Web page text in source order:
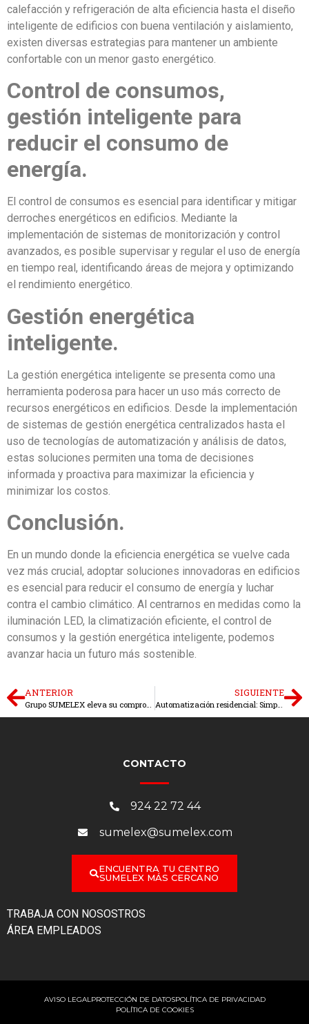
calefacción y refrigeración de alta eficiencia hasta el diseño
inteligente de edificios con buena ventilación y aislamiento,
existen diversas estrategias para mantener un ambiente
confortable con un menor gasto energético.
Control de consumos,
gestión inteligente para
reducir el consumo de
energía.
El control de consumos es esencial para identificar y mitigar
derroches energéticos en edificios. Mediante la
implementación de sistemas de monitorización y control
avanzados, es posible supervisar y regular el uso de energía
en tiempo real, identificando áreas de mejora y optimizando
el rendimiento energético.
Gestión energética
inteligente.
La gestión energética inteligente se presenta como una
herramienta poderosa para hacer un uso más correcto de
recursos energéticos en edificios. Desde la implementación
de sistemas de gestión energética centralizados hasta el
uso de tecnologías de automatización y análisis de datos,
estas soluciones permiten una toma de decisiones
informada y proactiva para maximizar la eficiencia y
minimizar los costos.
Conclusión.
En un mundo donde la eficiencia energética se vuelve cada
vez más crucial, adoptar soluciones innovadoras en edificios
es esencial para reducir el consumo de energía y luchar
contra el cambio climático. Al centrarnos en medidas como la
iluminación LED, la climatización eficiente, el control de
consumos y la gestión energética inteligente, podemos
avanzar hacia un futuro más sostenible.
ANTERIOR
Grupo SUMELEX eleva su compromiso con la eficiencia energética: Formación avanzada en sistemas de climatización y aerotermia.
SIGUIENTE
Automatización residencial: Simplificando tu vida con Grupo Sumelex.
CONTACTO
924 22 72 44
sumelex@sumelex.com
ENCUENTRA TU CENTRO
SUMELEX MÁS CERCANO
TRABAJA CON NOSOSTROS
ÁREA EMPLEADOS
AVISO LEGALPROTECCIÓN DE DATOSPOLÍTICA DE PRIVACIDAD
POLÍTICA DE COOKIES